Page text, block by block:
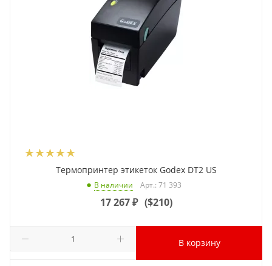
Термопринтер этикеток Godex DT2 US
В наличии Арт.: 71 393
17 267₽ ($210)
В корзину